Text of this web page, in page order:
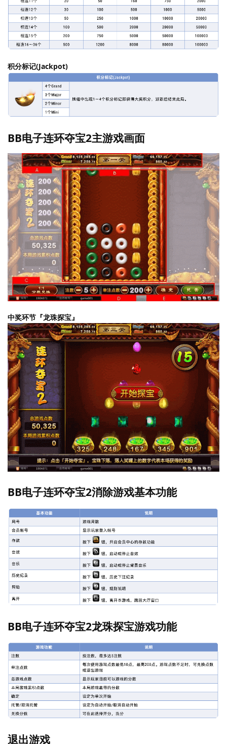
积分标记(Jackpot)
BB电子连环夺宝2主游戏画面
中奖环节『龙珠探宝』
BB电子连环夺宝2消除游戏基本功能
BB电子连环夺宝2龙珠探宝游戏功能
退出游戏